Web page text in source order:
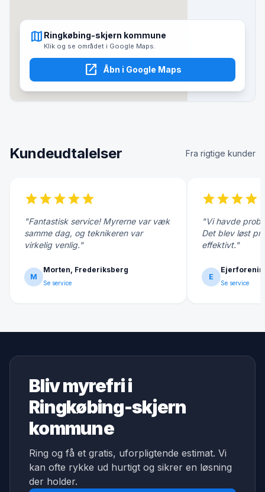
map Ringkøbing-skjern kommune
Klik og se området i Google Maps.
open_in_new Åbn i Google Maps
Kundeudtalelser Fra rigtige kunder
starstarstarstarstar
"Fantastisk service! Myrerne var væk
samme dag, og teknikeren var
virkelig venlig."
M
Morten, Frederiksberg
Se service
starstarstarstar
"Vi havde
Det blev løst
effektivt."
E
Se service
Bliv myrefri i
Ringkøbing-skjern
kommune
Ring og få et gratis, uforpligtende estimat. Vi
kan ofte rykke ud hurtigt og sikrer en løsning
der holder.